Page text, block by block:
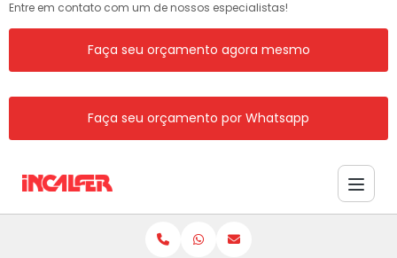
Entre em contato com um de nossos especialistas!
Faça seu orçamento agora mesmo
Faça seu orçamento por Whatsapp